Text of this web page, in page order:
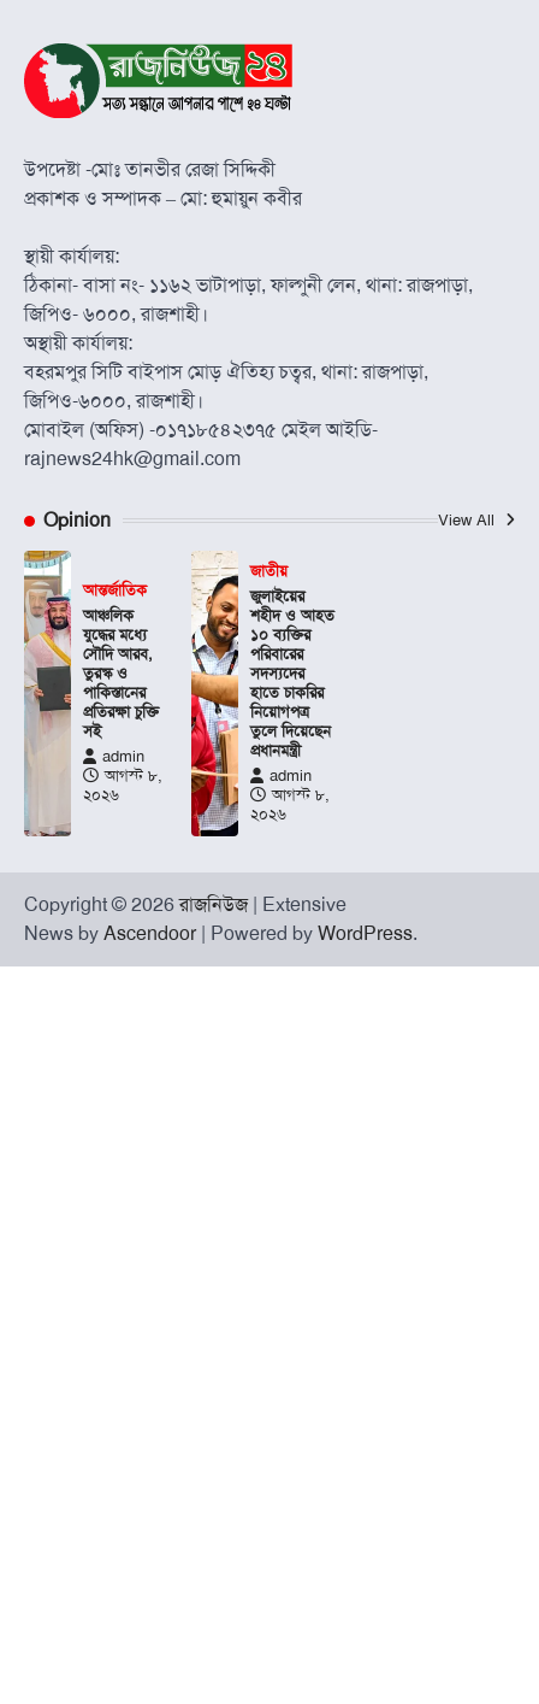
উপদেষ্টা -মোঃ তানভীর রেজা সিদ্দিকী
প্রকাশক ও সম্পাদক – মো: হুমায়ুন কবীর
স্থায়ী কার্যালয়:
ঠিকানা- বাসা নং- ১১৬২ ভাটাপাড়া, ফাল্গুনী লেন, থানা: রাজপাড়া,
জিপিও- ৬০০০, রাজশাহী।
অস্থায়ী কার্যালয়:
বহরমপুর সিটি বাইপাস মোড় ঐতিহ্য চত্বর, থানা: রাজপাড়া,
জিপিও-৬০০০, রাজশাহী।
মোবাইল (অফিস) -০১৭১৮৫৪২৩৭৫ মেইল আইডি-
rajnews24hk@gmail.com
Opinion View All
আন্তর্জাতিক
আঞ্চলিক
যুদ্ধের মধ্যে
সৌদি আরব,
তুরস্ক ও
পাকিস্তানের
প্রতিরক্ষা চুক্তি
সই
admin
আগস্ট ৮,
২০২৬
জাতীয়
জুলাইয়ের
শহীদ ও আহত
১০ ব্যক্তির
পরিবারের
সদস্যদের
হাতে চাকরির
নিয়োগপত্র
তুলে দিয়েছেন
প্রধানমন্ত্রী
admin
আগস্ট ৮,
২০২৬
Copyright © 2026রাজনিউজ| Extensive
News by Ascendoor| Powered by WordPress.